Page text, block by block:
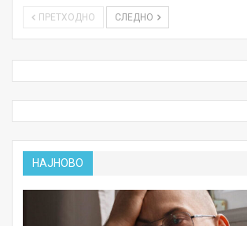
ПРЕТХОДНО СЛЕДНО
НАЈНОВО